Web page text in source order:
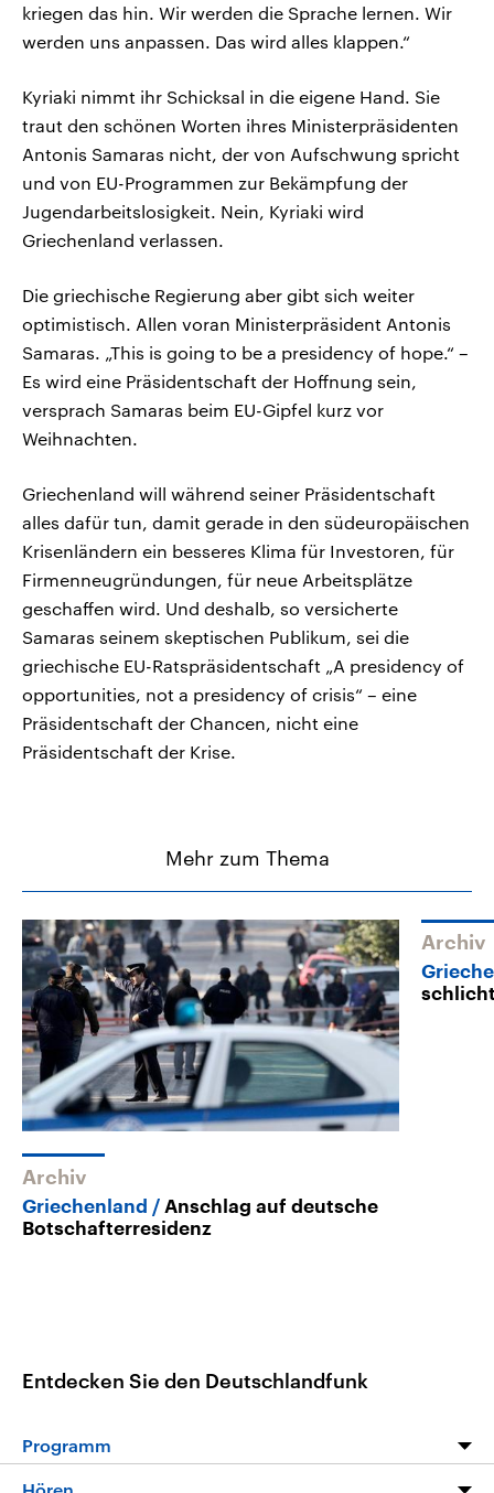
kriegen das hin. Wir werden die Sprache lernen. Wir
werden uns anpassen. Das wird alles klappen.“
Kyriaki nimmt ihr Schicksal in die eigene Hand. Sie
traut den schönen Worten ihres Ministerpräsidenten
Antonis Samaras nicht, der von Aufschwung spricht
und von EU-Programmen zur Bekämpfung der
Jugendarbeitslosigkeit. Nein, Kyriaki wird
Griechenland verlassen.
Die griechische Regierung aber gibt sich weiter
optimistisch. Allen voran Ministerpräsident Antonis
Samaras. „This is going to be a presidency of hope.“ –
Es wird eine Präsidentschaft der Hoffnung sein,
versprach Samaras beim EU-Gipfel kurz vor
Weihnachten.
Griechenland will während seiner Präsidentschaft
alles dafür tun, damit gerade in den südeuropäischen
Krisenländern ein besseres Klima für Investoren, für
Firmenneugründungen, für neue Arbeitsplätze
geschaffen wird. Und deshalb, so versicherte
Samaras seinem skeptischen Publikum, sei die
griechische EU-Ratspräsidentschaft „A presidency of
opportunities, not a presidency of crisis“ – eine
Präsidentschaft der Chancen, nicht eine
Präsidentschaft der Krise.
Mehr zum Thema
Archiv
Griechenland
Anschlag auf deutsche
Botschafterresidenz
Archiv
Entdecken Sie den Deutschlandfunk
Programm